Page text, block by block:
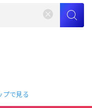
プで見る